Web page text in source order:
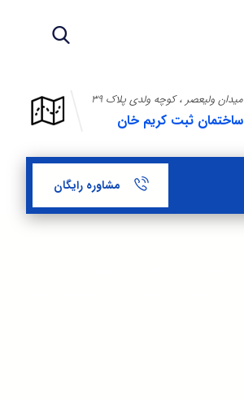
میدان ولیعصر ، کوچه ولدی پلاک ۳۹
ساختمان ثبت کریم خان
مشاوره رایگان